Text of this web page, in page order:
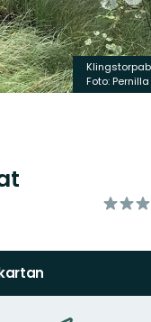
Foto:
av